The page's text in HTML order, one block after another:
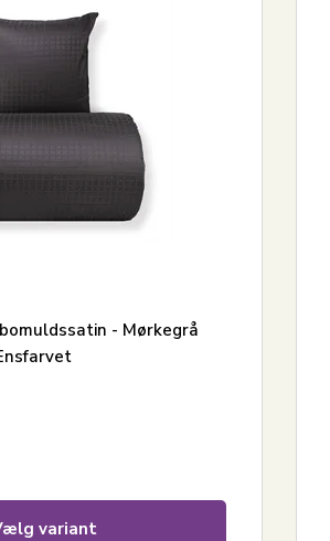
- Mørkegrå
variant